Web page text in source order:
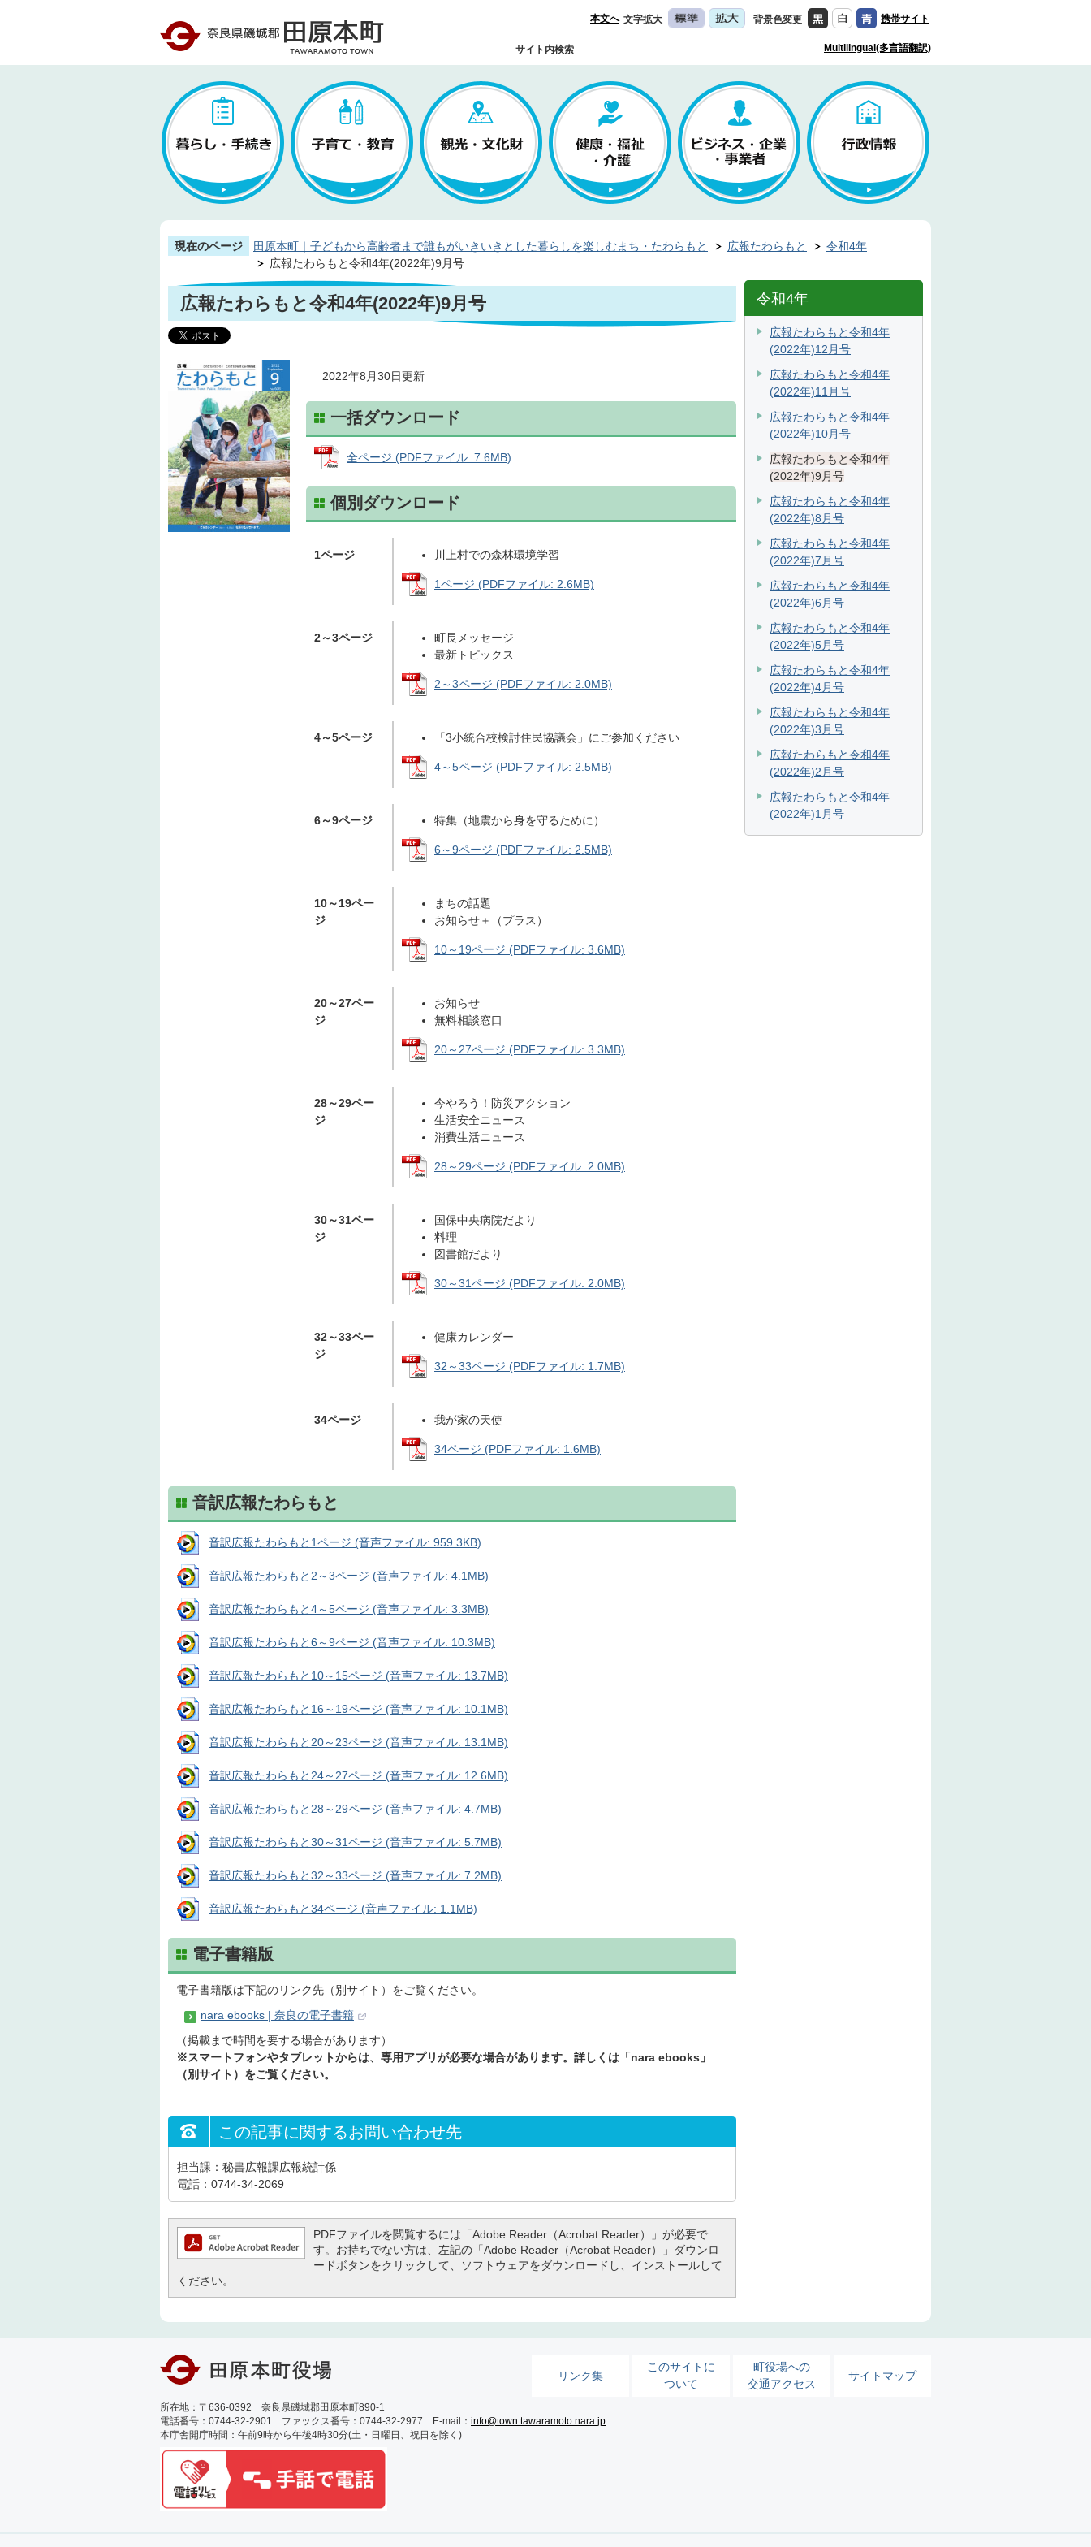
本文へ 文字拡大 背景色変更 携帯サイト
サイト内検索 Multilingual(多言語翻訳)
現在のページ 田原本町｜子どもから高齢者まで誰もがいきいきとした暮らしを楽しむまち・たわらもと 広報たわらもと
令和4年
広報たわらもと令和4年(2022年)9月号
広報たわらもと令和4年(2022年)9月号
2022年8月30日更新
一括ダウンロード
全ページ (PDFファイル: 7.6MB)
個別ダウンロード
1ページ 川上村での森林環境学習
1ページ (PDFファイル: 2.6MB)
2～3ページ
町長メッセージ
最新トピックス
2～3ページ (PDFファイル: 2.0MB)
4～5ページ 「3小統合校検討住民協議会」にご参加ください
4～5ページ (PDFファイル: 2.5MB)
6～9ページ 特集（地震から身を守るために）
6～9ページ (PDFファイル: 2.5MB)
10～19ペー
ジ
まちの話題
お知らせ＋（プラス）
10～19ページ (PDFファイル: 3.6MB)
20～27ペー
ジ
お知らせ
無料相談窓口
20～27ページ (PDFファイル: 3.3MB)
28～29ペー
ジ
今やろう！防災アクション
生活安全ニュース
消費生活ニュース
28～29ページ (PDFファイル: 2.0MB)
30～31ペー
ジ
国保中央病院だより
料理
図書館だより
30～31ページ (PDFファイル: 2.0MB)
32～33ペー
ジ
健康カレンダー
32～33ページ (PDFファイル: 1.7MB)
34ページ 我が家の天使
34ページ (PDFファイル: 1.6MB)
音訳広報たわらもと
音訳広報たわらもと1ページ (音声ファイル: 959.3KB)
音訳広報たわらもと2～3ページ (音声ファイル: 4.1MB)
音訳広報たわらもと4～5ページ (音声ファイル: 3.3MB)
音訳広報たわらもと6～9ページ (音声ファイル: 10.3MB)
音訳広報たわらもと10～15ページ (音声ファイル: 13.7MB)
音訳広報たわらもと16～19ページ (音声ファイル: 10.1MB)
音訳広報たわらもと20～23ページ (音声ファイル: 13.1MB)
音訳広報たわらもと24～27ページ (音声ファイル: 12.6MB)
音訳広報たわらもと28～29ページ (音声ファイル: 4.7MB)
音訳広報たわらもと30～31ページ (音声ファイル: 5.7MB)
音訳広報たわらもと32～33ページ (音声ファイル: 7.2MB)
音訳広報たわらもと34ページ (音声ファイル: 1.1MB)
電子書籍版
電子書籍版は下記のリンク先（別サイト）をご覧ください。
nara ebooks | 奈良の電子書籍
（掲載まで時間を要する場合があります）
※スマートフォンやタブレットからは、専用アプリが必要な場合があります。詳しくは「nara ebooks」
（別サイト）をご覧ください。
この記事に関するお問い合わせ先
担当課：秘書広報課広報統計係
電話：0744-34-2069
PDFファイルを閲覧するには「Adobe Reader（Acrobat Reader）」が必要で
す。お持ちでない方は、左記の「Adobe Reader（Acrobat Reader）」ダウンロ
ードボタンをクリックして、ソフトウェアをダウンロードし、インストールして
ください。
令和4年
広報たわらもと令和4年
(2022年)12月号
広報たわらもと令和4年
(2022年)11月号
広報たわらもと令和4年
(2022年)10月号
広報たわらもと令和4年
(2022年)9月号
広報たわらもと令和4年
(2022年)8月号
広報たわらもと令和4年
(2022年)7月号
広報たわらもと令和4年
(2022年)6月号
広報たわらもと令和4年
(2022年)5月号
広報たわらもと令和4年
(2022年)4月号
広報たわらもと令和4年
(2022年)3月号
広報たわらもと令和4年
(2022年)2月号
広報たわらもと令和4年
(2022年)1月号
リンク集
このサイトに
ついて
町役場への
交通アクセス
サイトマップ
所在地：〒636-0392 奈良県磯城郡田原本町890-1
電話番号：0744-32-2901 ファックス番号：0744-32-2977 E-mail： info@town.tawaramoto.nara.jp
本庁舎開庁時間：午前9時から午後4時30分(土・日曜日、祝日を除く)